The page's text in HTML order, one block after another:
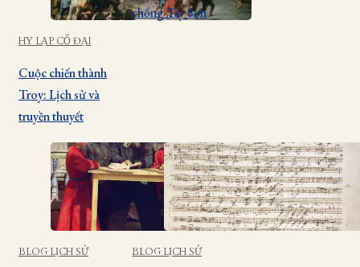
HY LẠP CỔ ĐẠI
Cuộc chiến thành
Troy: Lịch sử và
truyền thuyết
chống Tây Sơn
BLOG LỊCH SỬ BLOG LỊCH SỬ